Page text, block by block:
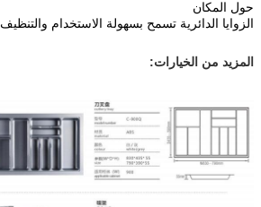
حول المكان
الزوايا الدائرية تسمح بسهولة الاستخدام والتنظيف.
المزيد من الخيارات: